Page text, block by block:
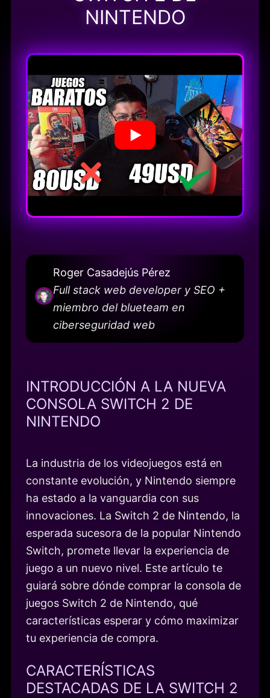
NINTENDO
Roger Casadejús Pérez
Full stack web developer y SEO +
miembro del blueteam en
ciberseguridad web
INTRODUCCIÓN A LA NUEVA
CONSOLA SWITCH 2 DE
NINTENDO
La industria de los videojuegos está en
constante evolución, y Nintendo siempre
ha estado a la vanguardia con sus
innovaciones. La Switch 2 de Nintendo, la
esperada sucesora de la popular Nintendo
Switch, promete llevar la experiencia de
juego a un nuevo nivel. Este artículo te
guiará sobre dónde comprar la consola de
juegos Switch 2 de Nintendo, qué
características esperar y cómo maximizar
tu experiencia de compra.
CARACTERÍSTICAS
DESTACADAS DE LA SWITCH 2